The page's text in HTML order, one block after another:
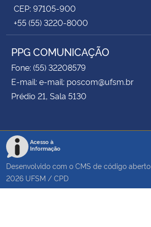
CEP: 97105-900
+55 (55) 3220-8000
PPG COMUNICAÇÃO
Fone: (55) 32208579
E-mail: e-mail: poscom@ufsm.br
Prédio 21, Sala 5130
Acesso à
Informação
Desenvolvido com o CMS de código aberto
2026 UFSM / CPD